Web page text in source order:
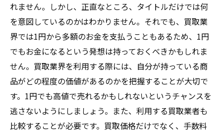
れません。しかし、正直なところ、タイトルだけでは何
を意図しているのかはわかりません。それでも、買取業
界では1円から多額のお金を支払うこともあるため、1円
でもお金になるという発想は持っておくべきかもしれま
せん。買取業界を利用する際には、自分が持っている商
品がどの程度の価値があるのかを把握することが大切で
す。1円でも高値で売れるかもしれないというチャンスを
逃さないようにしましょう。また、利用する買取業者も
比較することが必要です。買取価格だけでなく、手数料